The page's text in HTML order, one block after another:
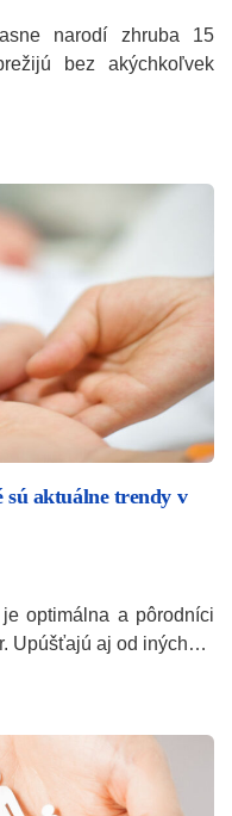
narodí zhruba 15
bez akýchkoľvek
sú aktuálne trendy v
optimálna a pôrodníci
Upúšťajú aj od iných…